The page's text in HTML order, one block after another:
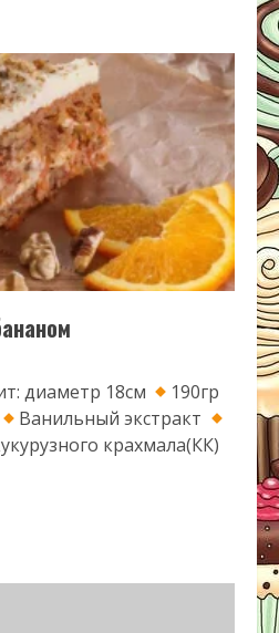
диаметр 18см
190гр
Ванильный экстракт
крахмала(КК)